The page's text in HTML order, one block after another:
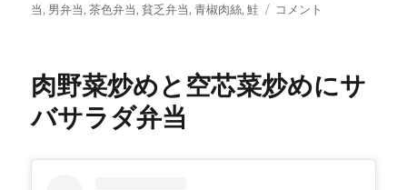
ー
当, 男弁当,茶色弁当,貧乏弁当,青椒肉絲,鮭
青
と
き
コメント
肉野菜炒めと空芯菜炒めにサ
バサラダ弁当